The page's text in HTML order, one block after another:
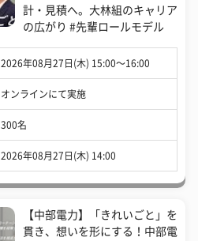
計・見積へ。大林組のキャリア
の広がり #先輩ロールモデル
2026年08月27日(木) 15:00〜16:00
オンラインにて実施
300名
2026年08月27日(木) 14:00
【中部電力】「きれいごと」を
貫き、想いを形にする！中部電